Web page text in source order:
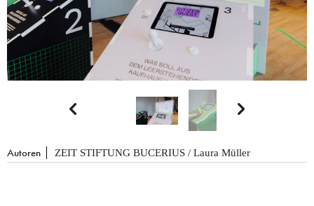
 
Autoren ZEIT STIFTUNG BUCERIUS / Laura Müller